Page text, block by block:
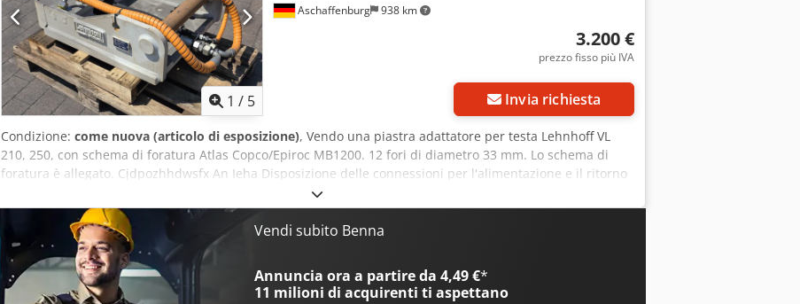
1 / 5
Aschaffenburg 938 km
3.200 €
prezzo fisso più IVA
Invia richiesta
Condizione: come nuova (articolo di esposizione), Vendo una piastra adattatore per testa Lehnhoff VL
210, 250, con schema di foratura Atlas Copco/Epiroc MB1200. 12 fori di diametro 33 mm. Lo schema di
foratura è allegato. Cjdpozhhdwsfx An Ieha Disposizione delle connessioni per l'alimentazione e il ritorno
dell'olio, nonché per la linea di sicurezza. Adatta per separatori, fresatrici, martelli pneumatici, ecc. La
testa non è mai stata utilizzata in produzione. È stata montata solo una volta su un separatore per una
Vendi subito Benna
Annuncia ora a partire da 4,49 €*
11 milioni di acquirenti ti aspettano